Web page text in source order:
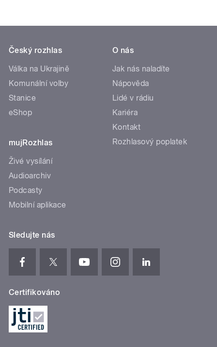
Český rozhlas
Válka na Ukrajině
Komunální volby
Stanice
eShop
mujRozhlas
Živé vysílání
Audioarchiv
Podcasty
Mobilní aplikace
O nás
Jak nás naladíte
Nápověda
Lidé v rádiu
Kariéra
Kontakt
Rozhlasový poplatek
Sledujte nás
Certifikováno